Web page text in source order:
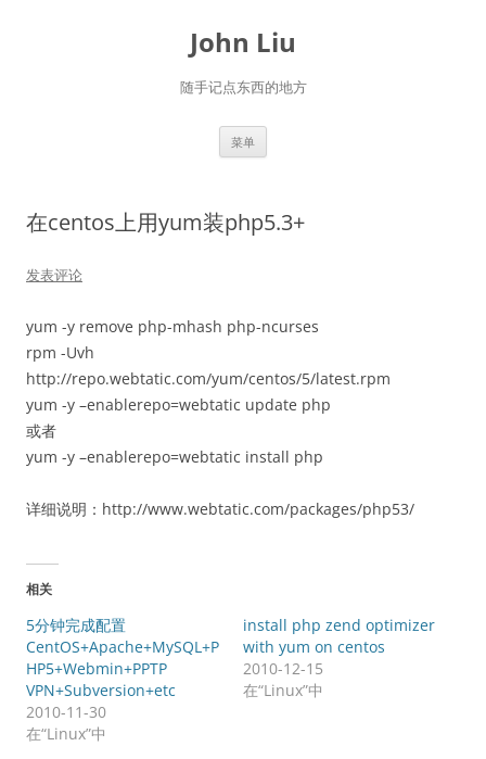
John Liu
随手记点东西的地方
菜单
在centos上用yum装php5.3+
发表评论
yum -y remove php-mhash php-ncurses
rpm -Uvh
http://repo.webtatic.com/yum/centos/5/latest.rpm
yum -y –enablerepo=webtatic update php
或者
yum -y –enablerepo=webtatic install php
详细说明：http://www.webtatic.com/packages/php53/
相关
5分钟完成配置
CentOS+Apache+MySQL+P
HP5+Webmin+PPTP
VPN+Subversion+etc
2010-11-30
在“Linux”中
install php zend optimizer
with yum on centos
2010-12-15
在“Linux”中